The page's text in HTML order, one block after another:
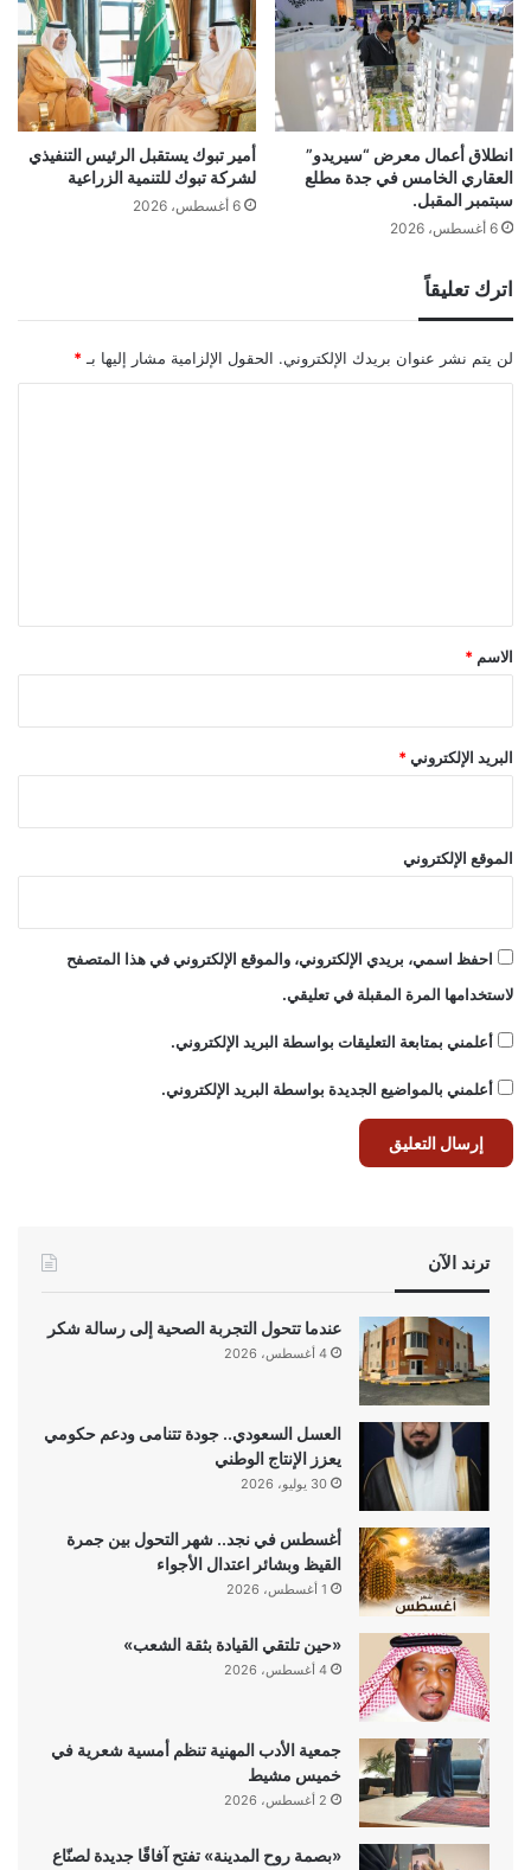
انطلاق أعمال معرض “سيريدو”
العقاري الخامس في جدة مطلع
سبتمبر المقبل.
6 أغسطس، 2026
‏أمير تبوك يستقبل الرئيس التنفيذي
لشركة تبوك للتنمية الزراعية
6 أغسطس، 2026
اترك تعليقاً
لن يتم نشر عنوان بريدك الإلكتروني. الحقول الإلزامية مشار إليها بـ *
*
الاسم *
البريد الإلكتروني*
الموقع الإلكتروني
احفظ اسمي، بريدي الإلكتروني، والموقع الإلكتروني في هذا المتصفح
لاستخدامها المرة المقبلة في تعليقي.
أعلمني بمتابعة التعليقات بواسطة البريد الإلكتروني.
أعلمني بالمواضيع الجديدة بواسطة البريد الإلكتروني.
ترند الآن
عندما تتحول التجربة الصحية إلى رسالة شكر
4 أغسطس، 2026
العسل السعودي.. جودة تتنامى ودعم حكومي
يعزز الإنتاج الوطني
30 يوليو، 2026
أغسطس في نجد.. شهر التحول بين جمرة
القيظ وبشائر اعتدال الأجواء
1 أغسطس، 2026
«حين تلتقي القيادة بثقة الشعب»
4 أغسطس، 2026
جمعية الأدب المهنية تنظم أمسية شعرية في
خميس مشيط
2 أغسطس، 2026
«بصمة روح المدينة» تفتح آفاقًا جديدة لصنّاع